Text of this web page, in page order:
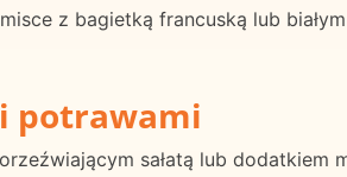
z bagietką francuską lub
potrawami
sałatą lub